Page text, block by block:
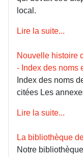
local.
Lire la suite...
Nouvelle histoire
- Index des noms
Index des noms
citées Les
Lire la suite...
La bibliothèque
Notre